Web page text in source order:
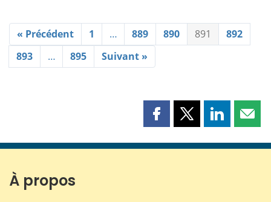
« Précédent 1 … 889 890 891
892
893
… 895 Suivant »
Partager
page
Partager
page
Partager
page page
À propos